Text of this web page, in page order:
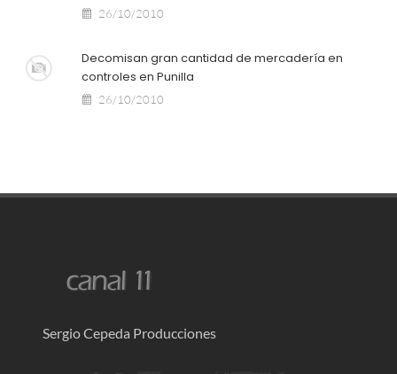
26/10/2010
Decomisan gran cantidad de mercadería en
controles en Punilla
26/10/2010
Sergio Cepeda Producciones